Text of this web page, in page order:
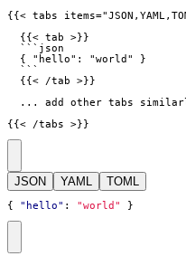
{{< /tabs >}}
JSON YAML TOML
{ "hello" : "world" }